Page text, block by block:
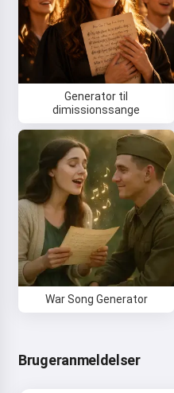
Generator til
dimissionssange
War Song Generator
Brugeranmeldelser